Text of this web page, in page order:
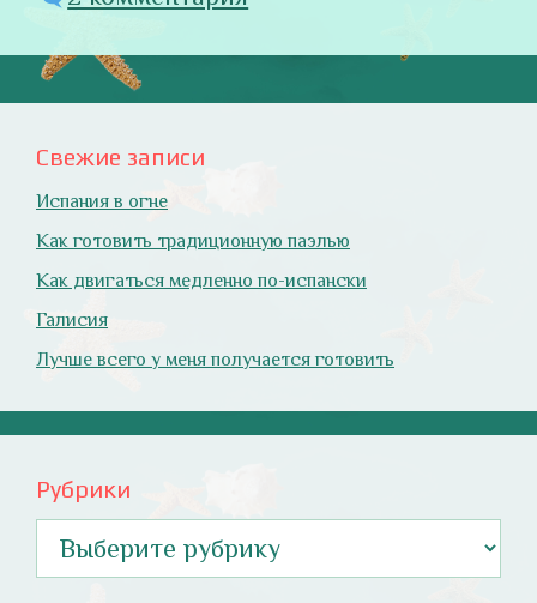
Свежие записи
Испания в огне
Как готовить традиционную паэлью
Как двигаться медленно по-испански
Галисия
Лучше всего у меня получается готовить
Рубрики